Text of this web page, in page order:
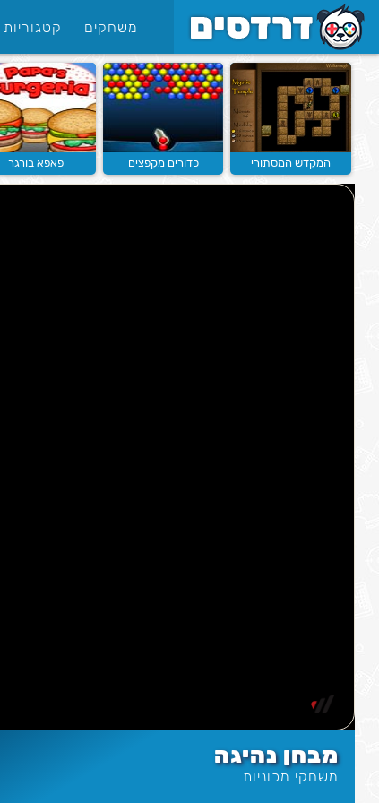
משחקים קטגוריות
המקדש המסתורי כדורים מקפצים פאפא בורגר
מבחן נהיגה
משחקי מכוניות